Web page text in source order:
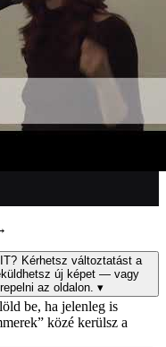
Kérhetsz változtatást a
új képet — vagy
az oldalon. ▾
be, ha jelenleg is
közé kerülsz a